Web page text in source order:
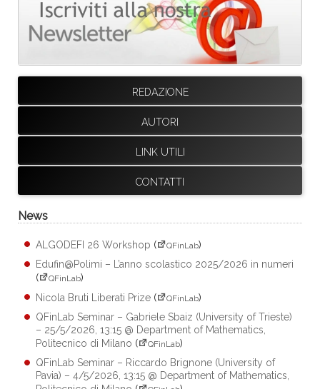
REDAZIONE
AUTORI
LINK UTILI
CONTATTI
News
ALGODEFI 26 Workshop ( QFinLab)
Edufin@Polimi – L’anno scolastico 2025/2026 in numeri
(
QFinLab)
Nicola Bruti Liberati Prize ( QFinLab)
QFinLab Seminar – Gabriele Sbaiz (University of Trieste)
– 25/5/2026, 13:15 @ Department of Mathematics,
Politecnico di Milano ( QFinLab)
QFinLab Seminar – Riccardo Brignone (University of
Pavia) – 4/5/2026, 13:15 @ Department of Mathematics,